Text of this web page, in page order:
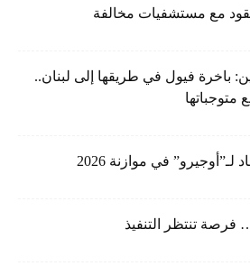
مع مستشفيات مخالفة
باخرة فيول في طريقها إلى لبنان..
متوجباتها
في موازنة 2026
تنتظر التنفيذ